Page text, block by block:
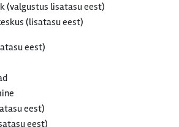
(valgustus lisatasu eest)
(lisatasu eest)
eest)
eest)
eest)